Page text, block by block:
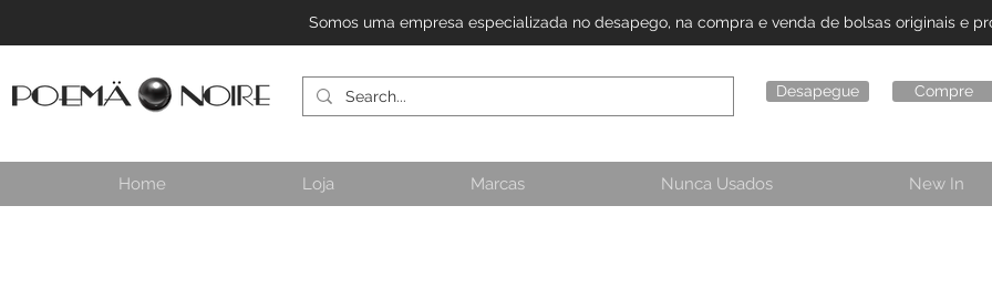
Somos uma empresa especializada no desapego, na compra e venda de bolsas originais e
Desapegue Compre
Home Loja Marcas Nunca Usados New In